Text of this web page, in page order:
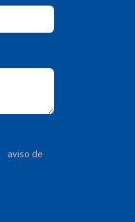
aviso de